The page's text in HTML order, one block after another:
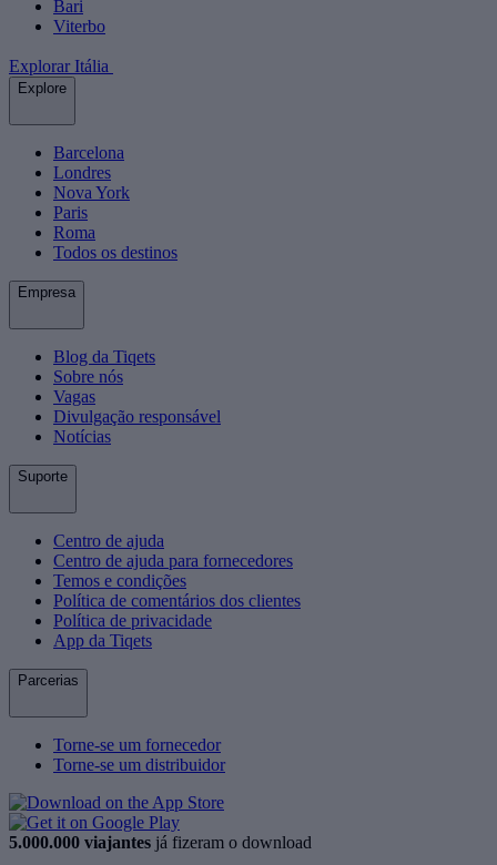
Bari
Viterbo
Explorar Itália
Explore
Barcelona
Londres
Nova York
Paris
Roma
Todos os destinos
Empresa
Blog da Tiqets
Sobre nós
Vagas
Divulgação responsável
Notícias
Suporte
Centro de ajuda
Centro de ajuda para fornecedores
Temos e condições
Política de comentários dos clientes
Política de privacidade
App da Tiqets
Parcerias
Torne-se um fornecedor
Torne-se um distribuidor
5.000.000 viajantes já fizeram o download